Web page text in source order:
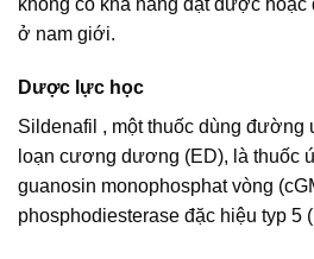
ở nam giới.
Dược lực học
Sildenafil , một thuốc dùng đường
loạn cương dương (ED), là thuốc
guanosin monophosphat vòng
phosphodiesterase đặc hiệu typ 5